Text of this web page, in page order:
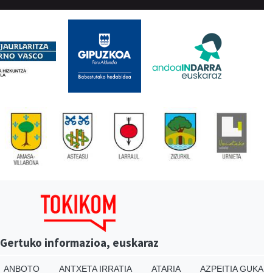
Gertuko informazioa, euskaraz
ANBOTO ANTXETA IRRATIA ATARIA AZPEITIA GUKA